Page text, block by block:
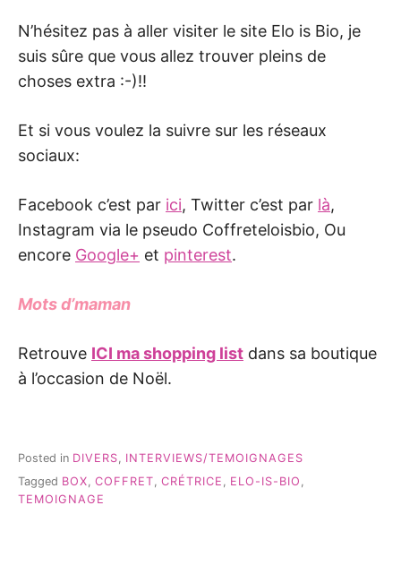
N’hésitez pas à aller visiter le site Elo is Bio, je
suis sûre que vous allez trouver pleins de
choses extra :-)!!
Et si vous voulez la suivre sur les réseaux
sociaux:
Facebook c’est par ici, Twitter c’est par là,
Instagram via le pseudo Coffreteloisbio, Ou
encore Google+ et pinterest.
Mots d’maman
Retrouve ICI ma shopping list dans sa boutique
à l’occasion de Noël.
Posted in DIVERS
INTERVIEWS/TEMOIGNAGES
Tagged BOX, COFFRET, CRÉTRICE , ELO-IS-BIO ,
TEMOIGNAGE